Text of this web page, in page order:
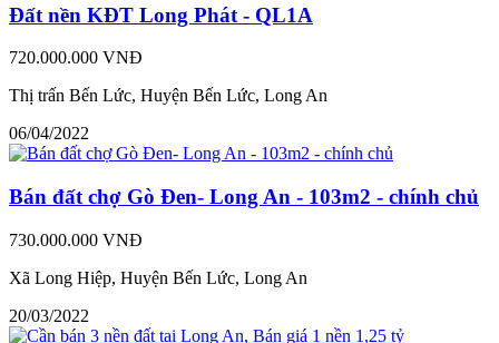
Đất nền KĐT Long Phát - QL1A
720.000.000 VNĐ
Thị trấn Bến Lức, Huyện Bến Lức, Long An
06/04/2022
Bán đất chợ Gò Đen- Long An - 103m2 - chính chủ
730.000.000 VNĐ
Xã Long Hiệp, Huyện Bến Lức, Long An
20/03/2022